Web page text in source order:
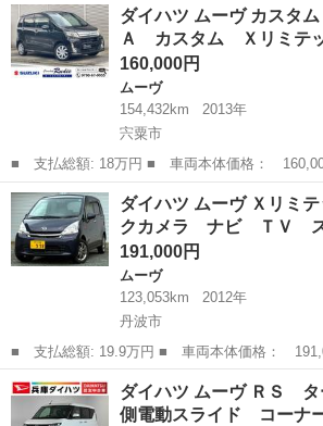
電動スライド オートブレーキホールド スマ
１年保証...
兵庫 たつの市
ダイハツ ムーヴ カスタ
Ａ カスタム Ｘリミ
160,000円
ムーヴ
154,432km
2013年
宍粟市
■ 支払総額: 18万円 ■ 車両本体価格： 160,000 円 ■ メーカー
名： ダイハツ ■ 車種名： ムーヴ ■ グレ
Ｘリミテッド ＳＡ カスタム Ｘリミテッド
ラ ナビ ＴＶ 衝...
兵庫 宍粟市 ムーヴ
ダイハツ ムーヴ Ｘリミ
クカメラ ナビ ＴＶ
191,000円
ムーヴ
123,053km
2012年
丹波市
■ 支払総額: 19.9万円 ■ 車両本体価格： 191,000 円 ■ メーカー
名： ダイハツ ■ 車種名： ムーヴ ■ グレー
ド ＥＴＣ バックカメラ ナビ ＴＶ スマー
グストップ ...
兵庫 丹波市 ムーヴ
ダイハツ ムーヴ ＲＳ
側電動スライド コー